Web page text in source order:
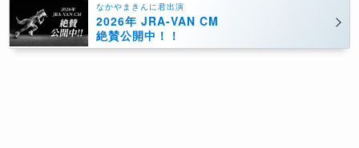
なかやまきんに君出演
2026年 JRA-VAN CM
絶賛公開中！！